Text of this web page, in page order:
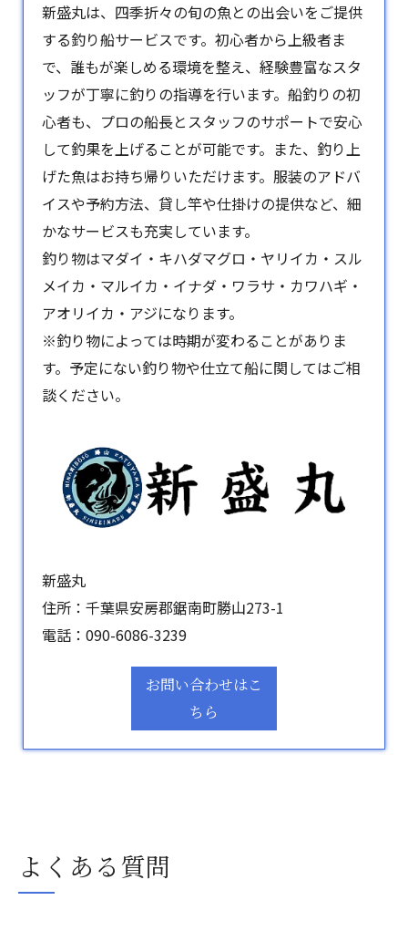
新盛丸は、四季折々の旬の魚との出会いをご提供
する釣り船サービスです。初心者から上級者ま
で、誰もが楽しめる環境を整え、経験豊富なスタ
ッフが丁寧に釣りの指導を行います。船釣りの初
心者も、プロの船長とスタッフのサポートで安心
して釣果を上げることが可能です。また、釣り上
げた魚はお持ち帰りいただけます。服装のアドバ
イスや予約方法、貸し竿や仕掛けの提供など、細
かなサービスも充実しています。
釣り物はマダイ・キハダマグロ・ヤリイカ・スル
メイカ・マルイカ・イナダ・ワラサ・カワハギ・
アオリイカ・アジになります。
※釣り物によっては時期が変わることがありま
す。予定にない釣り物や仕立て船に関してはご相
談ください。
新盛丸
住所：千葉県安房郡鋸南町勝山273-1
電話： 090-6086-3239
お問い合わせはこ
ちら
よくある質問